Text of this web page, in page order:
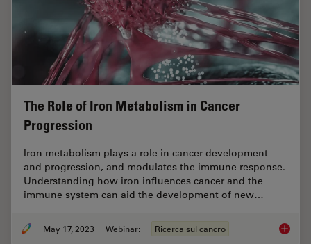
The Role of Iron Metabolism in Cancer
Progression
Iron metabolism plays a role in cancer development
and progression, and modulates the immune response.
Understanding how iron influences cancer and the
immune system can aid the development of new…
May 17, 2023 Webinar: Ricerca sul cancro The